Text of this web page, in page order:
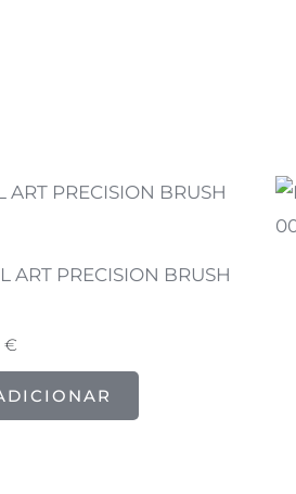
ART PRECISION BRUSH
€